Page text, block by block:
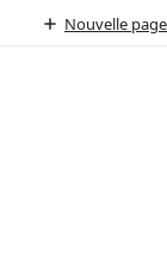
Nouvelle page